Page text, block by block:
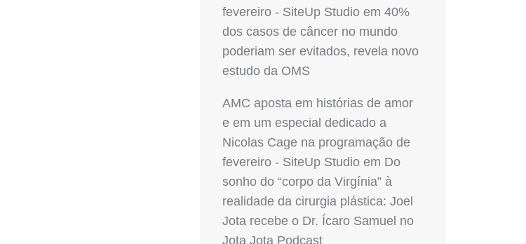
fevereiro - SiteUp Studio em40%
dos casos de câncer no mundo
poderiam ser evitados, revela novo
estudo da OMS
AMC aposta em histórias de amor
e em um especial dedicado a
Nicolas Cage na programação de
fevereiro - SiteUp Studio em Do
sonho do “corpo da Virgínia” à
realidade da cirurgia plástica: Joel
Jota recebe o Dr. Ícaro Samuel no
Jota Jota Podcast